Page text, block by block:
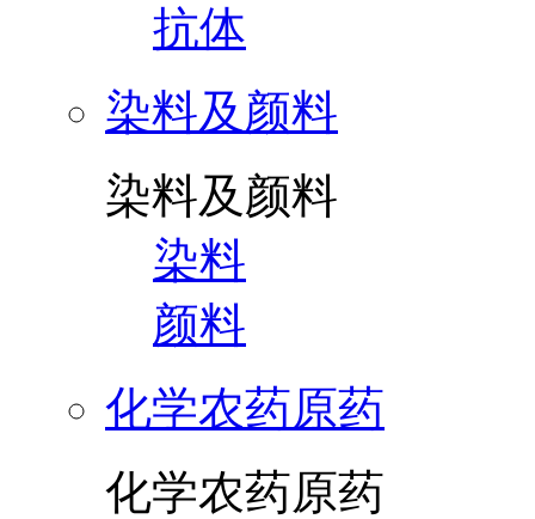
抗体
染料及颜料
染料及颜料
染料
颜料
化学农药原药
化学农药原药